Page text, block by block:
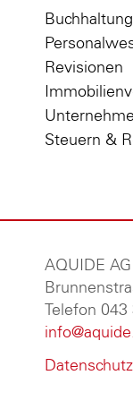
Buchhaltung
Revisionen
Steuern &
AQUIDE
Telefon